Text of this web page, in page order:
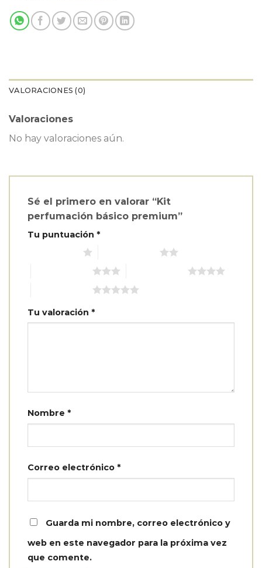
VALORACIONES (0)
Valoraciones
No hay valoraciones aún.
Sé el primero en valorar “Kit
perfumación básico premium”
Tu puntuación *
Tu valoración *
Nombre *
Correo electrónico *
Guarda mi nombre, correo electrónico y
web en este navegador para la próxima vez
que comente.